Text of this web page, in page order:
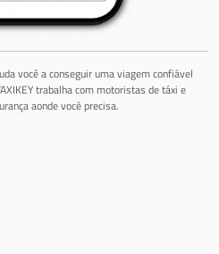
você a conseguir uma viagem confiável
trabalha com motoristas de táxi e
aonde você precisa.